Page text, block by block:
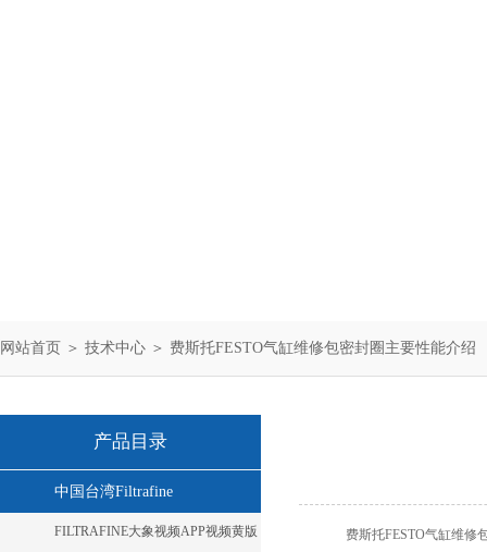
网站首页 ＞ 技术中心 ＞ 费斯托FESTO气缸维修包密封圈主要性能介绍
产品目录
中国台湾Filtrafine
FILTRAFINE大象视频APP视频黄版
费斯托FESTO气缸维修